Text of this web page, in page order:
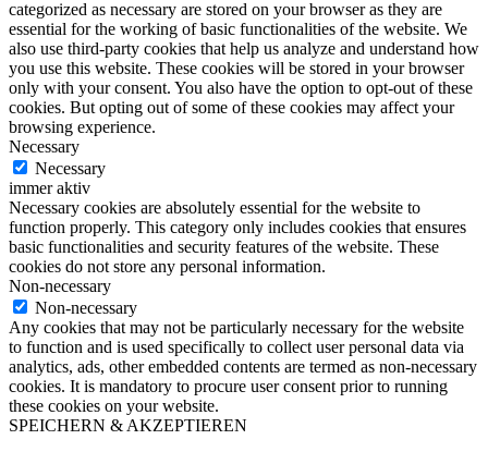
categorized as necessary are stored on your browser as they are
essential for the working of basic functionalities of the website. We
also use third-party cookies that help us analyze and understand how
you use this website. These cookies will be stored in your browser
only with your consent. You also have the option to opt-out of these
cookies. But opting out of some of these cookies may affect your
browsing experience.
Necessary
Necessary
immer aktiv
Necessary cookies are absolutely essential for the website to
function properly. This category only includes cookies that ensures
basic functionalities and security features of the website. These
cookies do not store any personal information.
Non-necessary
Non-necessary
Any cookies that may not be particularly necessary for the website
to function and is used specifically to collect user personal data via
analytics, ads, other embedded contents are termed as non-necessary
cookies. It is mandatory to procure user consent prior to running
these cookies on your website.
SPEICHERN & AKZEPTIEREN